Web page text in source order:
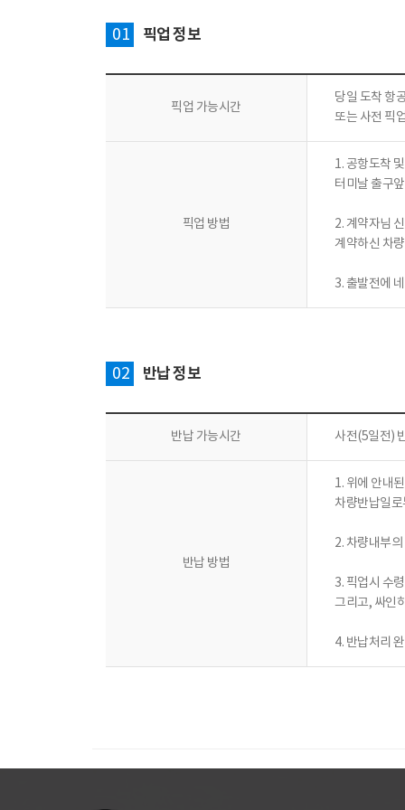
01 픽업 정보
픽업 가능시간
당일 도착 항
또는 사전 픽
픽업 방법
1. 공항도착
터미날 출구
2. 계약자님
계약하신 차
3. 출발전에
02 반납 정보
반납 가능시간 사전(5일전)
반납 방법
1. 위에 안내
차량반납일
2. 차량내부
3. 픽업시 수
그리고, 싸인
4. 반납처리